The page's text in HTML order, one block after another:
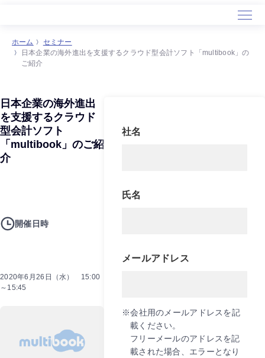
ホーム
セミナー
日本企業の海外進出を支援するクラウド型会計ソフト「multibook」の
ご紹介
日本企業の海外進出
を支援するクラウド
型会計ソフト
「multibook」のご紹
介
開催日時
2020年6月26日（水） 15:00
～15:45
社名
氏名
メールアドレス
※会社用のメールアドレスを記
載ください。
フリーメールのアドレスを記
載された場合、エラーとなり